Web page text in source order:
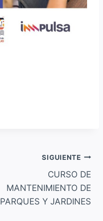
k
SIGUIENTE
CURSO DE
MANTENIMIENTO DE
PARQUES Y JARDINES